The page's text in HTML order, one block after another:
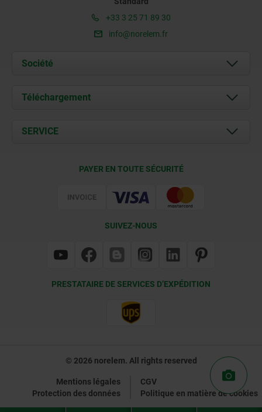
+33 3 25 71 89 30
info@norelem.fr
Société
À propos de nous
Contact
Téléchargement
Documents
SERVICE
PAYER EN TOUTE SÉCURITÉ
SUIVEZ-NOUS
PRESTATAIRE DE SERVICES D’EXPÉDITION
© 2026 norelem. All rights reserved
Mentions légales
CGV
Protection des données
Politique en matière de cookies